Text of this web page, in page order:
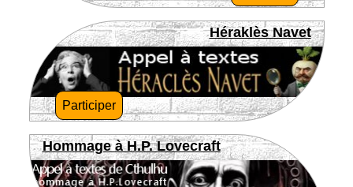
Héraklès Navet
Participer
Hommage à H.P. Lovecraft